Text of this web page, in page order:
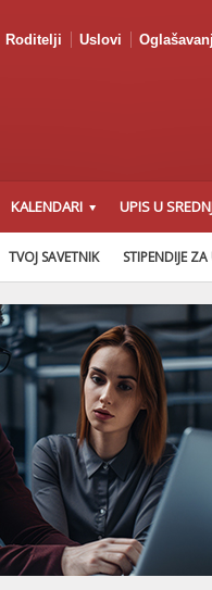
Roditelji Uslovi
KALENDARI UPIS U
TVOJ SAVETNIK STIPENDIJE